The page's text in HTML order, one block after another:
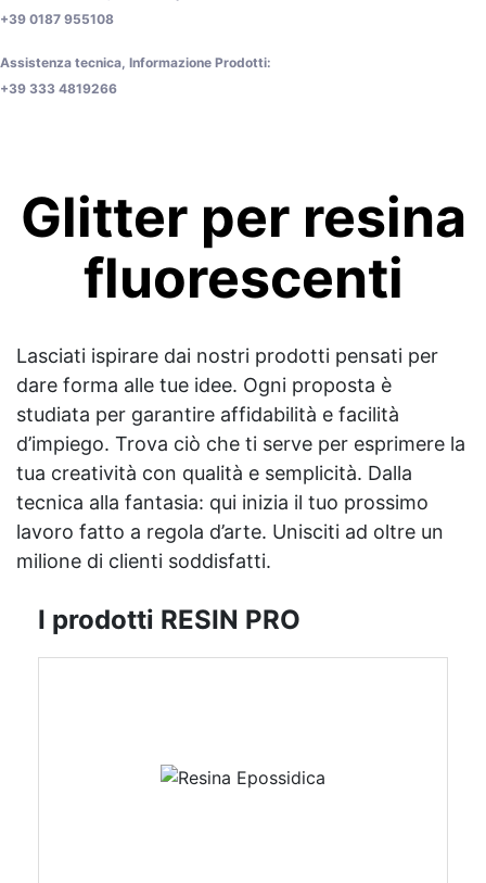
+39 0187 955108
Assistenza tecnica, Informazione Prodotti:
+39 333 4819266
Glitter per resina
fluorescenti
Lasciati ispirare dai nostri prodotti pensati per
dare forma alle tue idee. Ogni proposta è
studiata per garantire affidabilità e facilità
d’impiego. Trova ciò che ti serve per esprimere la
tua creatività con qualità e semplicità. Dalla
tecnica alla fantasia: qui inizia il tuo prossimo
lavoro fatto a regola d’arte. Unisciti ad oltre un
milione di clienti soddisfatti.
I prodotti RESIN PRO